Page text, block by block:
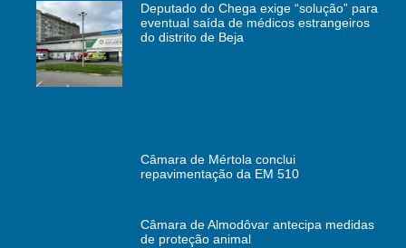
Deputado do Chega exige “solução” para
eventual saída de médicos estrangeiros
do distrito de Beja
Câmara de Mértola conclui
repavimentação da EM 510
Câmara de Almodôvar antecipa medidas
de proteção animal